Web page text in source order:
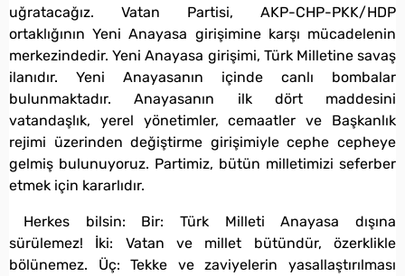
uğratacağız. Vatan Partisi, AKP-CHP-PKK/HDP
ortaklığının Yeni Anayasa girişimine karşı mücadelenin
merkezindedir. Yeni Anayasa girişimi, Türk Milletine savaş
ilanıdır. Yeni Anayasanın içinde canlı bombalar
bulunmaktadır. Anayasanın ilk dört maddesini
vatandaşlık, yerel yönetimler, cemaatler ve Başkanlık
rejimi üzerinden değiştirme girişimiyle cephe cepheye
gelmiş bulunuyoruz. Partimiz, bütün milletimizi seferber
etmek için kararlıdır.
Herkes bilsin: Bir: Türk Milleti Anayasa dışına
sürülemez! İki: Vatan ve millet bütündür, özerklikle
bölünemez. Üç: Tekke ve zaviyelerin yasallaştırılması